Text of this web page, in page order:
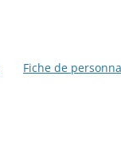
Fiche de